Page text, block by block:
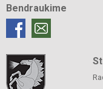
Bendraukime